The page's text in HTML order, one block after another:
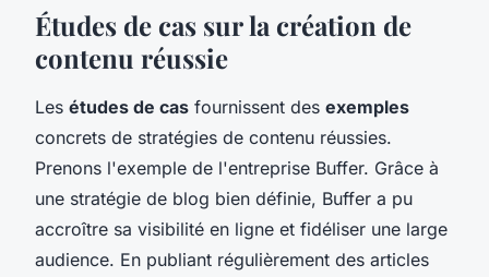
Études de cas sur la création de
contenu réussie
Les études de cas fournissent des exemples
concrets de stratégies de contenu réussies.
Prenons l'exemple de l'entreprise Buffer. Grâce à
une stratégie de blog bien définie, Buffer a pu
accroître sa visibilité en ligne et fidéliser une large
audience. En publiant régulièrement des articles